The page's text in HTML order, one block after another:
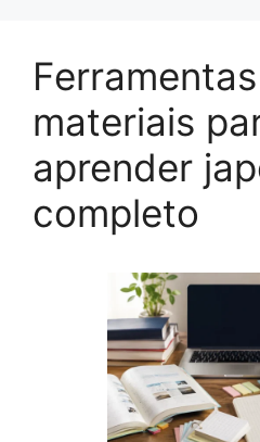
materiais
aprender
completo